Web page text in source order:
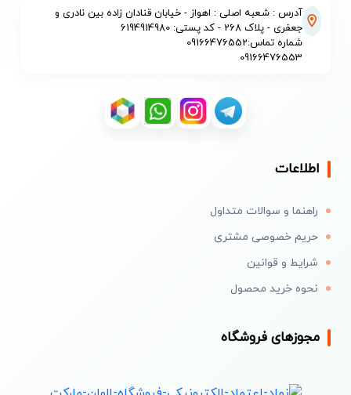
آدرس : شعبه اصلی : اهواز - خیابان قنادان زاده بین نادری و
جعفری - پلاک 268 - کد پستی: 6194914980
شماره تماس:09166476552
09166476553
اطلاعات
راهنما و سوالات متداول
حریم خصوصی مشتری
شرایط و قوانین
نحوه خرید محصول
مجوزهای فروشگاه